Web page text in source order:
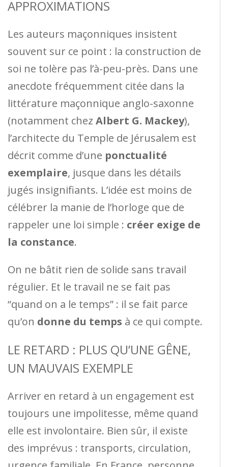
APPROXIMATIONS
Les auteurs maçonniques insistent
souvent sur ce point : la construction de
soi ne tolère pas l’à-peu-près. Dans une
anecdote fréquemment citée dans la
littérature maçonnique anglo-saxonne
(notamment chez Albert G. Mackey),
l’architecte du Temple de Jérusalem est
décrit comme d’une ponctualité
exemplaire, jusque dans les détails
jugés insignifiants. L’idée est moins de
célébrer la manie de l’horloge que de
rappeler une loi simple : créer exige de
la constance.
On ne bâtit rien de solide sans travail
régulier. Et le travail ne se fait pas
“quand on a le temps” : il se fait parce
qu’on donne du temps à ce qui compte.
LE RETARD : PLUS QU’UNE GÊNE,
UN MAUVAIS EXEMPLE
Arriver en retard à un engagement est
toujours une impolitesse, même quand
elle est involontaire. Bien sûr, il existe
des imprévus : transports, circulation,